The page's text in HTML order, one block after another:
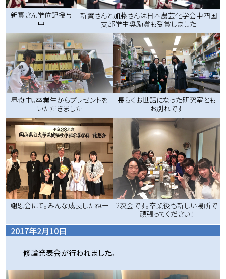
新實さん学位記授与
中
新實さんと加藤さんは日本農芸化学会中四国
支部学生奨励賞も受賞しました
昼食中。卒業生からプレゼントを
いただきました
長らくお世話になった研究室とも
お別れです
謝恩会にて。みんな成長したねー
2次会です。卒業後も新しい場所で
頑張ってください！
2017年2月10日
修論発表会が行われました。